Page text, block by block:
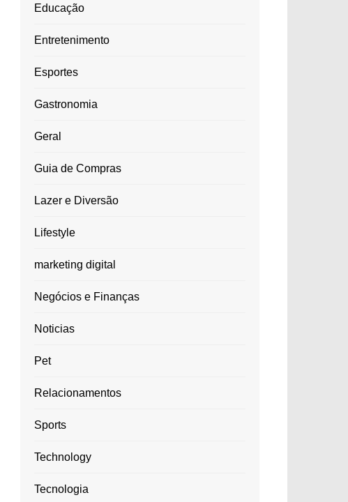
Educação
Entretenimento
Esportes
Gastronomia
Geral
Guia de Compras
Lazer e Diversão
Lifestyle
marketing digital
Negócios e Finanças
Noticias
Pet
Relacionamentos
Sports
Technology
Tecnologia